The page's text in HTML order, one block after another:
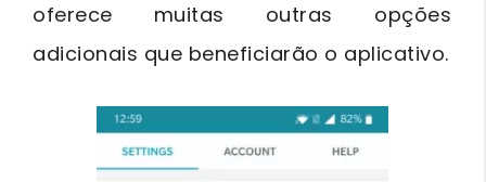
oferece muitas outras opções
adicionais que beneficiarão o aplicativo.